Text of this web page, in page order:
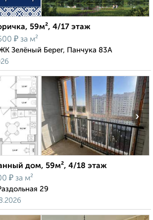
59м², 4/17 этаж
₽ за м²
Зелёный Берег, Панчука 83А
›
дом, 59м², 4/18 этаж
₽ за м²
29